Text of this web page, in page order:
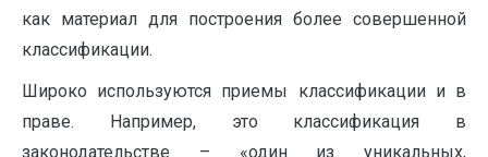
как материал для построения более совершенной
классификации.
Широко используются приемы классификации и в
праве. Например, это классификация в
законодательстве – «один из уникальных,